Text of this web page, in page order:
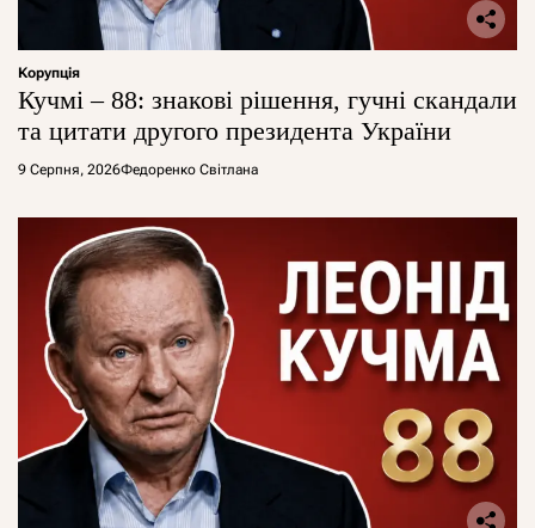
Корупція
Кучмі – 88: знакові рішення, гучні скандали
та цитати другого президента України
9 Серпня, 2026Федоренко Світлана